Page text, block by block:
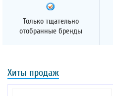
Только тщательно
отобранные бренды
Хиты продаж